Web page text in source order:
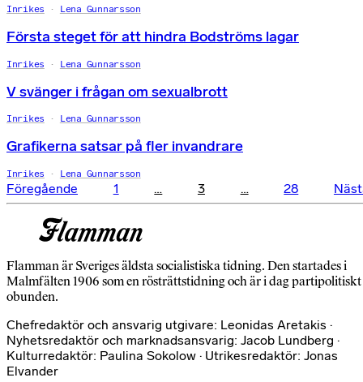
Inrikes Lena Gunnarsson
Första steget för att hindra Bodströms lagar
Inrikes Lena Gunnarsson
V svänger i frågan om sexualbrott
Inrikes Lena Gunnarsson
Grafikerna satsar på fler invandrare
Inrikes Lena Gunnarsson
Sidnumrering
inlägg
Föregående 1 … 3 … 28
Flamman är Sveriges äldsta socialistiska tidning. Den startades i
Malmfälten 1906 som en rösträttstidning och är i dag partipolitiskt
obunden.
Chefredaktör och ansvarig utgivare: Leonidas Aretakis ·
Nyhetsredaktör och marknadsansvarig: Jacob Lundberg ·
Kulturredaktör: Paulina Sokolow · Utrikesredaktör: Jonas
Elvander